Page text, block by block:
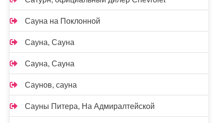
Сауна на Поклонной
Сауна, Сауна
Сауна, Сауна
Саунов, сауна
Сауны Питера, На Адмиралтейской